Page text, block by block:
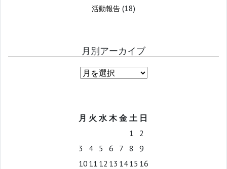
活動報告 (18)
月別アーカイブ
月 火 水 木 金 土 日
1
2
3
4 5 6 7 8
9
10 11 12 13 1415 16